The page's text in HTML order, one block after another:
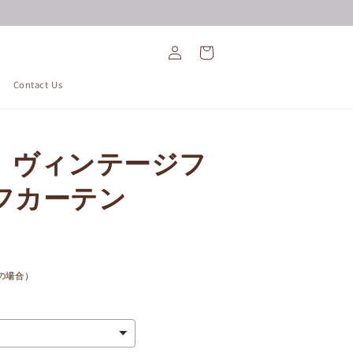
Contact Us
ロ
グ
イ
ー
ヴィンテージフ
カーテン
合）